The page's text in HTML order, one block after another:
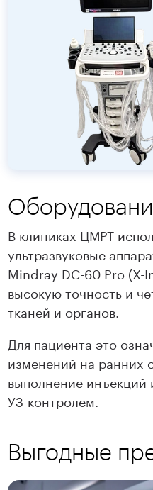
В клиниках ЦМРТ
ультразвуковые
Mindray DC-60 Pro
высокую точность и
тканей и органов.
Для пациента это
изменений на ранних
выполнение инъекций
УЗ-контролем.
Выгодные